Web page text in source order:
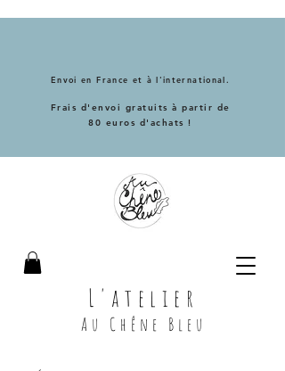
L'atelier
Au Chêne Bleu
Envoi en France et à l'international.
Frais d'envoi gratuits à partir de
80 euros d'achats !